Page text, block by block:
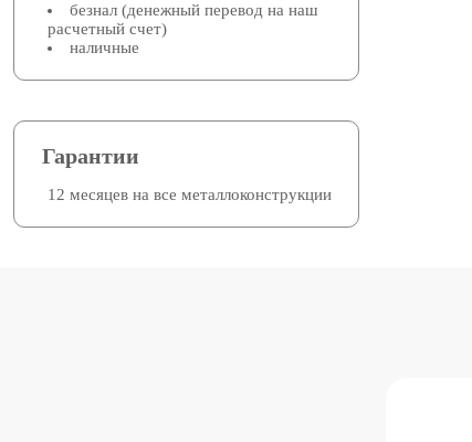
безнал (денежный перевод на наш
расчетный счет)
наличные
Гарантии
12 месяцев на все металлоконструкции